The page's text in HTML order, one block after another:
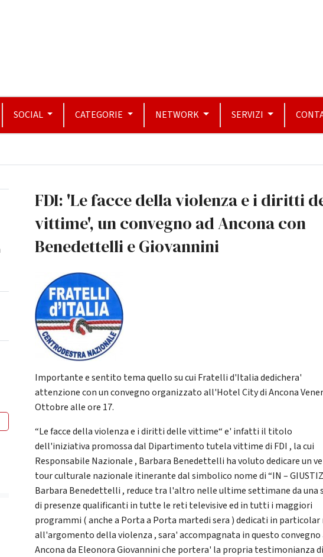
SOCIAL CATEGORIE NETWORK SERVIZI
FDI: 'Le facce della violenza e i diritti
vittime', un convegno ad Ancona con
Benedettelli e Giovannini
Importante e sentito tema quello su cui Fratelli d'Italia dedichera'
attenzione con un convegno organizzato all'Hotel City di Ancona
Ottobre alle ore 17.
“Le facce della violenza e i diritti delle vittime“ e' infatti il titolo
dell'iniziativa promossa dal Dipartimento tutela vittime di FDI , la cui
Responsabile Nazionale , Barbara Benedettelli ha voluto dedicare un
tour culturale nazionale itinerante dal simbolico nome di “IN –
Barbara Benedettelli , reduce tra l'altro nelle ultime settimane da una
di presenze qualificanti in tutte le reti televisive ed in tutti i maggiori
programmi ( anche a Porta a Porta martedi sera ) dedicati in particolar
all'argomento della violenza , sara' accompagnata in questo convegno
Ancona da Eleonora Giovannini che portera' la propria testimonianza